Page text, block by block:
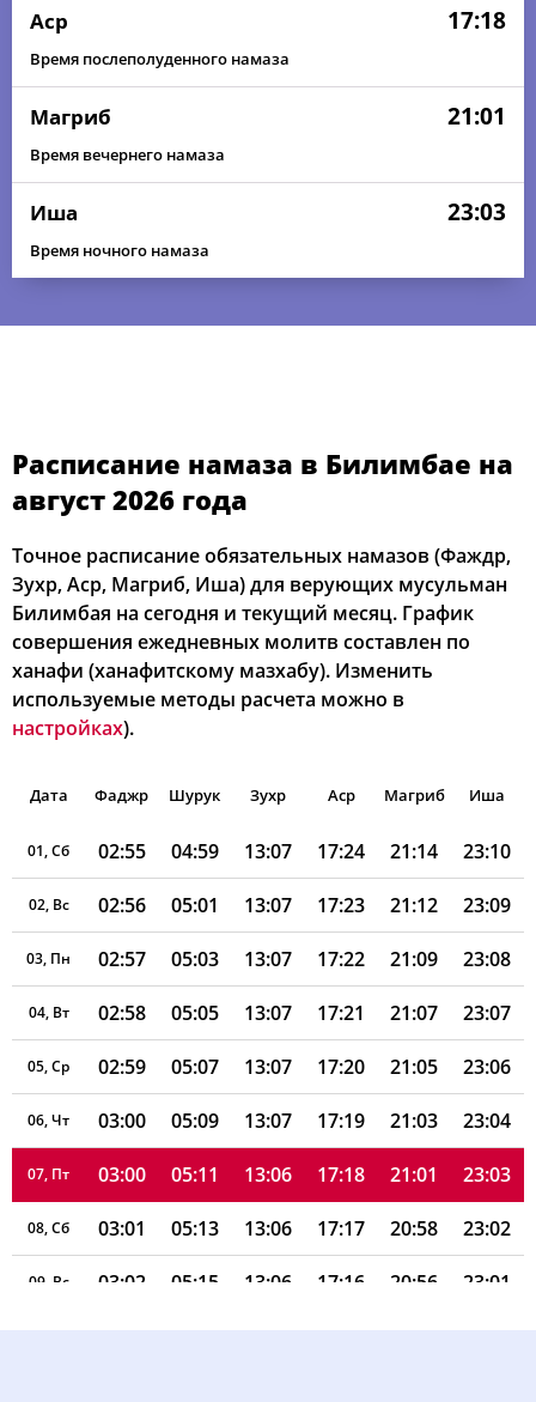
Аср 17:18
Время послеполуденного намаза
Магриб 21:01
Время вечернего намаза
Иша 23:03
Время ночного намаза
Расписание намаза в Билимбае на
август 2026 года
Точное расписание обязательных намазов (Фаждр,
Зухр, Аср, Магриб, Иша) для верующих мусульман
Билимбая на сегодня и текущий месяц. График
совершения ежедневных молитв составлен по
ханафи (ханафитскому мазхабу). Изменить
используемые методы расчета можно в
настройках).
Дата Фаджр Шурук Зухр Аср Магриб Иша
01, Сб 02:55 04:59 13:07 17:24 21:14 23:10
02, Вс 02:56 05:01 13:07 17:23 21:12 23:09
03, Пн 02:57 05:03 13:07 17:22 21:09 23:08
04, Вт 02:58 05:05 13:07 17:21 21:07 23:07
05, Ср 02:59 05:07 13:07 17:20 21:05 23:06
06, Чт 03:00 05:09 13:07 17:19 21:03 23:04
07, Пт 03:00 05:11 13:06 17:18 21:01 23:03
08, Сб 03:01 05:13 13:06 17:17 20:58 23:02
09, Вс 03:02 05:15 13:06 17:16 20:56 23:01
10, Пн 03:03 05:17 13:06 17:15 20:54 23:00